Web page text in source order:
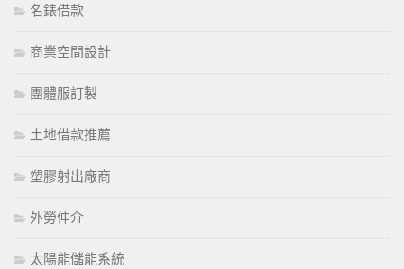
名錶借款
商業空間設計
團體服訂製
土地借款推薦
塑膠射出廠商
外勞仲介
太陽能儲能系統